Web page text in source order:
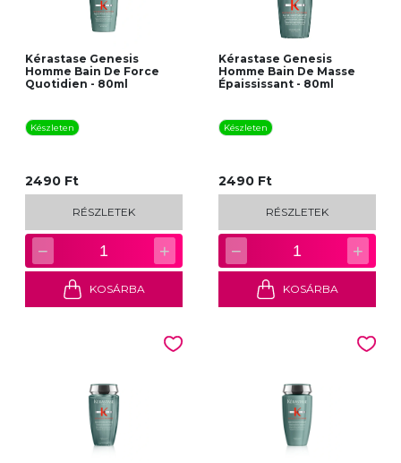
Kérastase Genesis
Homme Bain De Force
Quotidien - 80ml
Készleten
2490 Ft
RÉSZLETEK
− 1 +
KOSÁRBA
Kérastase Genesis
Homme Bain De Masse
Épaississant - 80ml
Készleten
2490 Ft
RÉSZLETEK
− 1 +
KOSÁRBA